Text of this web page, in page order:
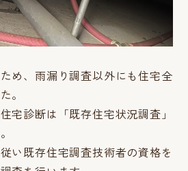
め、雨漏り調査以外にも住宅全
。
宅診断は「既存住宅状況調査」
い既存住宅調査技術者の資格を